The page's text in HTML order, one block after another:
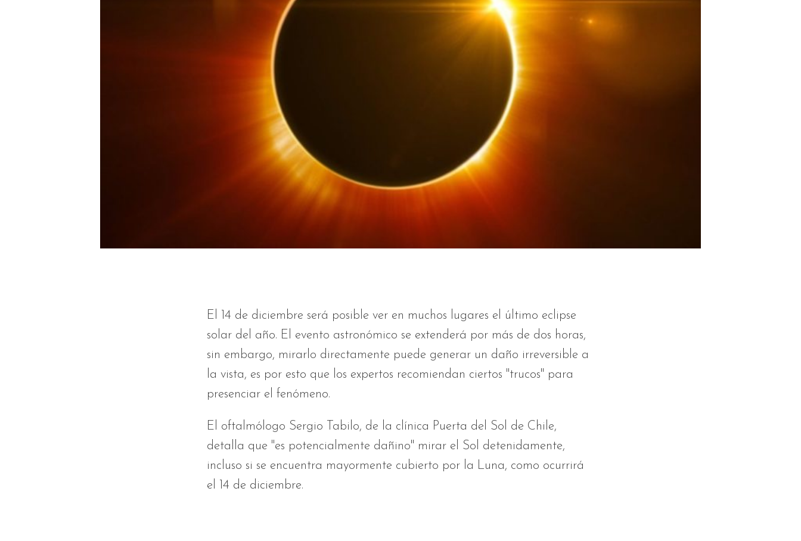
El 14 de diciembre será posible ver en muchos lugares el último eclipse
solar del año. El evento astronómico se extenderá por más de dos horas,
sin embargo, mirarlo directamente puede generar un daño irreversible a
la vista, es por esto que los expertos recomiendan ciertos "trucos" para
presenciar el fenómeno.
El oftalmólogo Sergio Tabilo, de la clínica Puerta del Sol de Chile,
detalla que "es potencialmente dañino" mirar el Sol detenidamente,
incluso si se encuentra mayormente cubierto por la Luna, como ocurrirá
el 14 de diciembre.